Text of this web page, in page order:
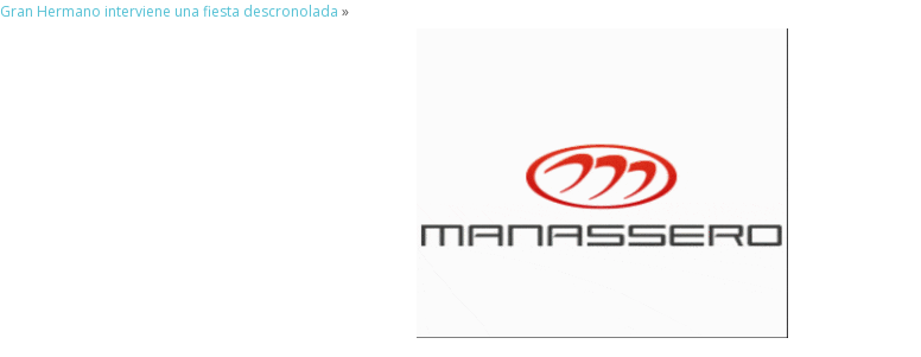
Gran Hermano interviene una fiesta descronolada »